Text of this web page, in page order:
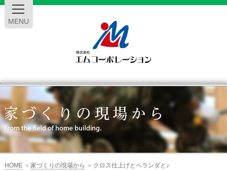
MENU
エ
ム
コ
ー
HOME > 家づくりの現場から > クロス仕上げとベランダと♪